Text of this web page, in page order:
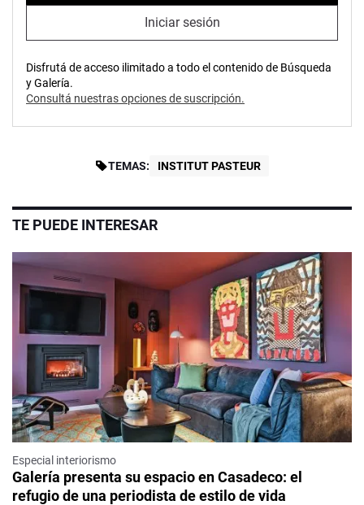
Iniciar sesión
Disfrutá de acceso ilimitado a todo el contenido de Búsqueda
y Galería.
Consultá nuestras opciones de suscripción.
TEMAS: INSTITUT PASTEUR
TE PUEDE INTERESAR
Especial interiorismo
Galería presenta su espacio en Casadeco: el
refugio de una periodista de estilo de vida